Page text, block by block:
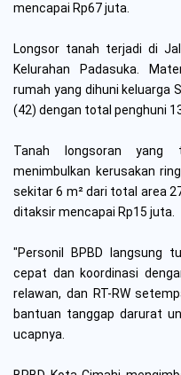
mencapai Rp67 juta.
Longsor tanah terjadi di
Kelurahan Padasuka.
rumah yang dihuni keluarga
(42) dengan total penghuni
Tanah longsoran yang
menimbulkan kerusakan
sekitar 6 m² dari total area
ditaksir mencapai Rp15 juta.
"Personil BPBD langsung
cepat dan koordinasi
relawan, dan RT-RW
bantuan tanggap darurat
ucapnya.